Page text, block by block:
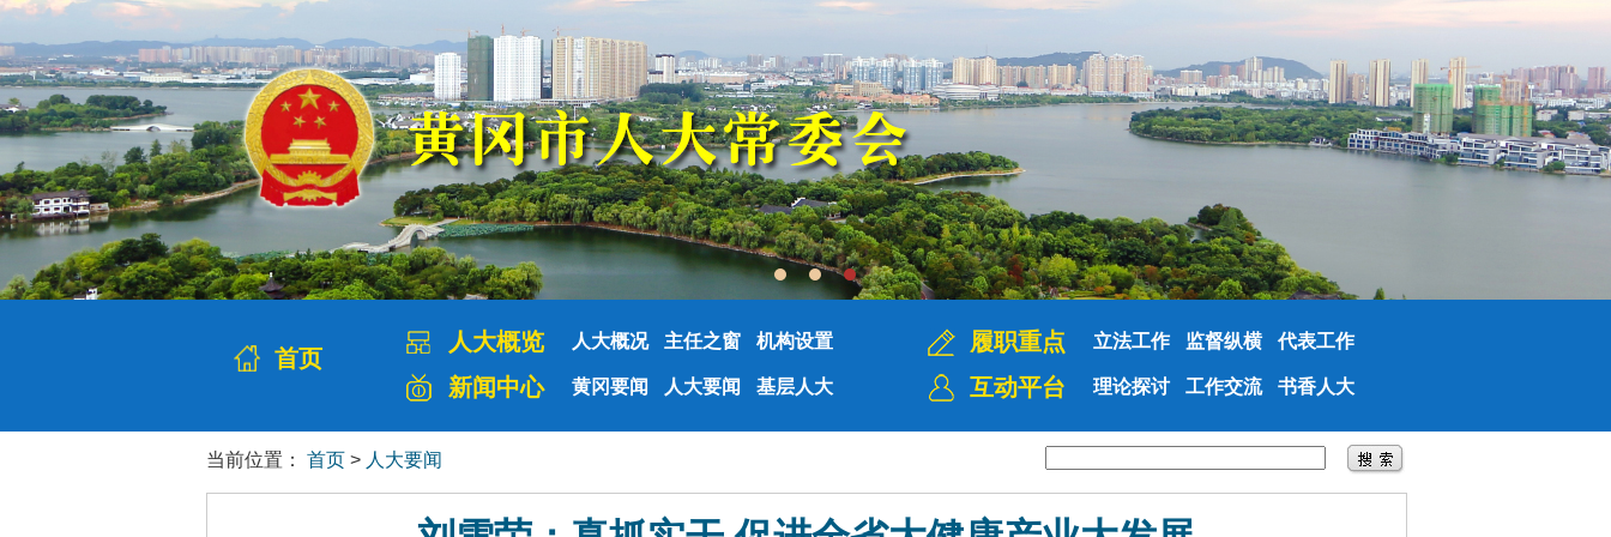
首页
人大概览 人大概况 主任之窗 机构设置
新闻中心 黄冈要闻 人大要闻 基层人大
履职重点 立法工作 监督纵横 代表工作
互动平台 理论探讨 工作交流 书香人大
当前位置： 首页 > 人大要闻